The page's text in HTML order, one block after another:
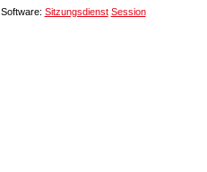
Software: Sitzungsdienst Session